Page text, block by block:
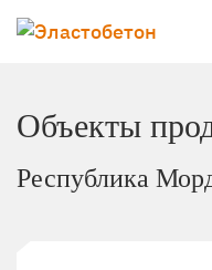
Объекты
Республика